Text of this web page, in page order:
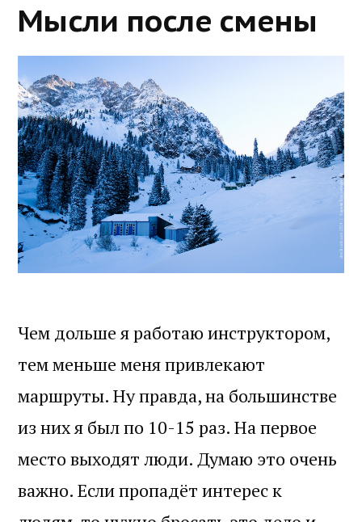
Мысли после смены
Чем дольше я работаю инструктором,
тем меньше меня привлекают
маршруты. Ну правда, на большинстве
из них я был по 10-15 раз. На первое
место выходят люди. Думаю это очень
важно. Если пропадёт интерес к